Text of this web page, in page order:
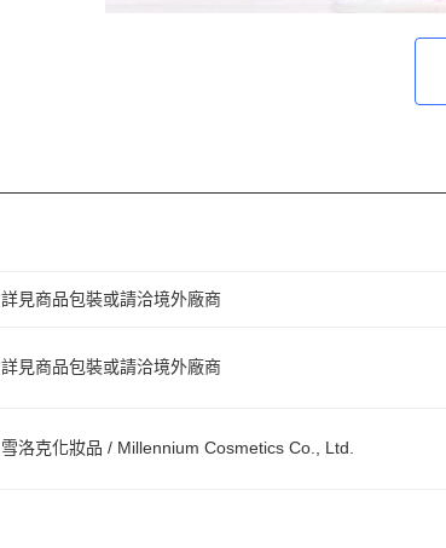
詳見商品包裝或請洽境外廠商
詳見商品包裝或請洽境外廠商
雪洛克化妝品 / Millennium Cosmetics Co., Ltd.